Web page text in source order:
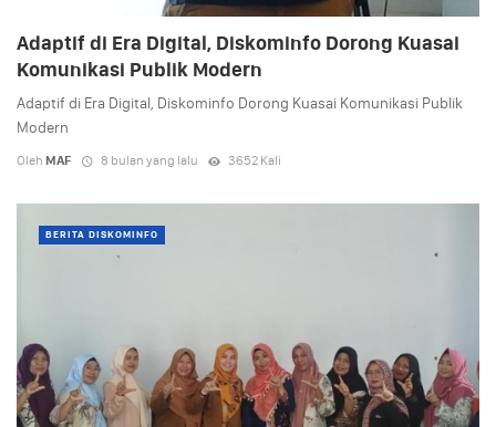
Adaptif di Era Digital, Diskominfo Dorong Kuasai
Komunikasi Publik Modern
Adaptif di Era Digital, Diskominfo Dorong Kuasai Komunikasi Publik
Modern
Oleh MAF 8 bulan yang lalu 3652 Kali
BERITA DISKOMINFO